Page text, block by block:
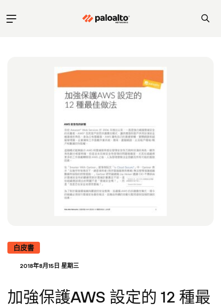
白皮書
2018年8月15日 星期三
加強保護AWS 設定的 12 種最